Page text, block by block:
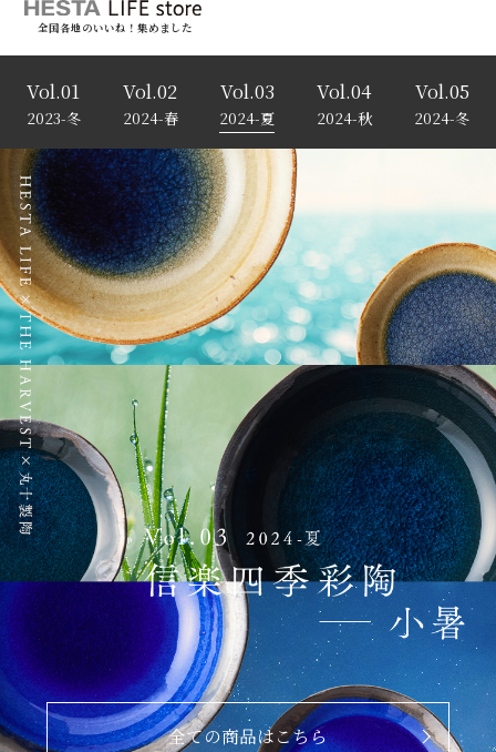
全国各地のいいね！集めました
Vol.01
2023-冬
Vol.02
2024-春
Vol.03
2024-夏
Vol.04
2024-秋
Vol.05
2024-冬
全ての商品はこちら